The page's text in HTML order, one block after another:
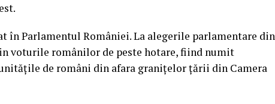
în Parlamentul României. La alegerile parlamentare din
voturile românilor de peste hotare, fiind numit
de români din afara granițelor țării din Camera